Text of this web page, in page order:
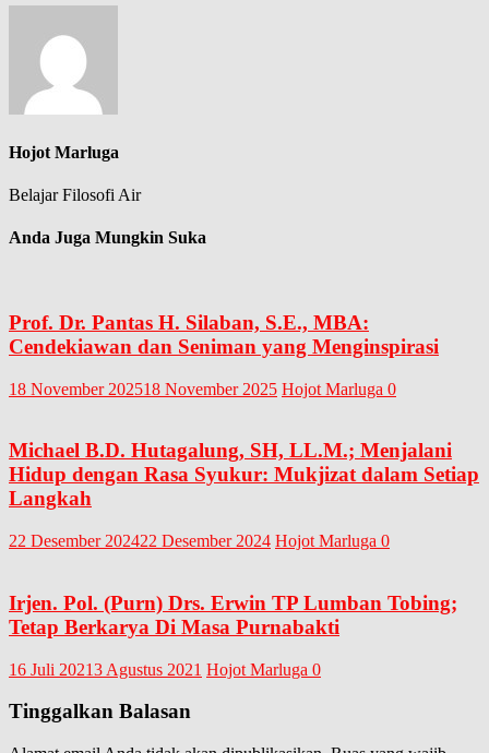
Hojot Marluga
Belajar Filosofi Air
Anda Juga Mungkin Suka
Prof. Dr. Pantas H. Silaban, S.E., MBA:
Cendekiawan dan Seniman yang Menginspirasi
18 November 202518 November 2025 Hojot Marluga 0
Michael B.D. Hutagalung, SH, LL.M.; Menjalani
Hidup dengan Rasa Syukur: Mukjizat dalam Setiap
Langkah
22 Desember 202422 Desember 2024 Hojot Marluga 0
Irjen. Pol. (Purn) Drs. Erwin TP Lumban Tobing;
Tetap Berkarya Di Masa Purnabakti
16 Juli 20213 Agustus 2021 Hojot Marluga 0
Tinggalkan Balasan